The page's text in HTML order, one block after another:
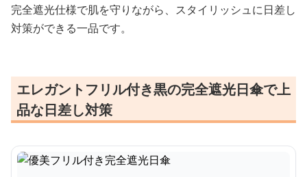
完全遮光仕様で肌を守りながら、スタイリッシュに日差し
対策ができる一品です。
エレガントフリル付き黒の完全遮光日傘で上
品な日差し対策